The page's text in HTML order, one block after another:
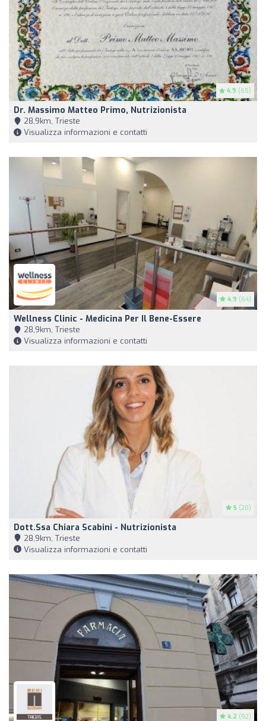
4.9 (65)
Dr. Massimo Matteo Primo, Nutrizionista
28,9km, Trieste
Visualizza informazioni e contatti
4.9 (64)
Wellness Clinic - Medicina Per Il Bene-Essere
28,9km, Trieste
Visualizza informazioni e contatti
5 (20)
Dott.ssa Chiara Scabini - Nutrizionista
28,9km, Trieste
Visualizza informazioni e contatti
4.2 (92)